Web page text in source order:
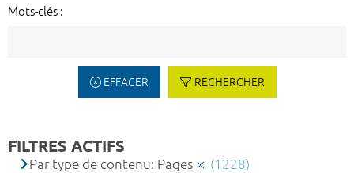
Mots-clés :
EFFACER RECHERCHER
FILTRES ACTIFS
Par type de contenu: Pages (1228)